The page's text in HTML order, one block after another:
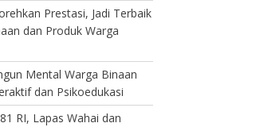
Prestasi, Jadi Terbaik
dan Produk Warga
Mental Warga Binaan
dan Psikoedukasi
RI, Lapas Wahai dan